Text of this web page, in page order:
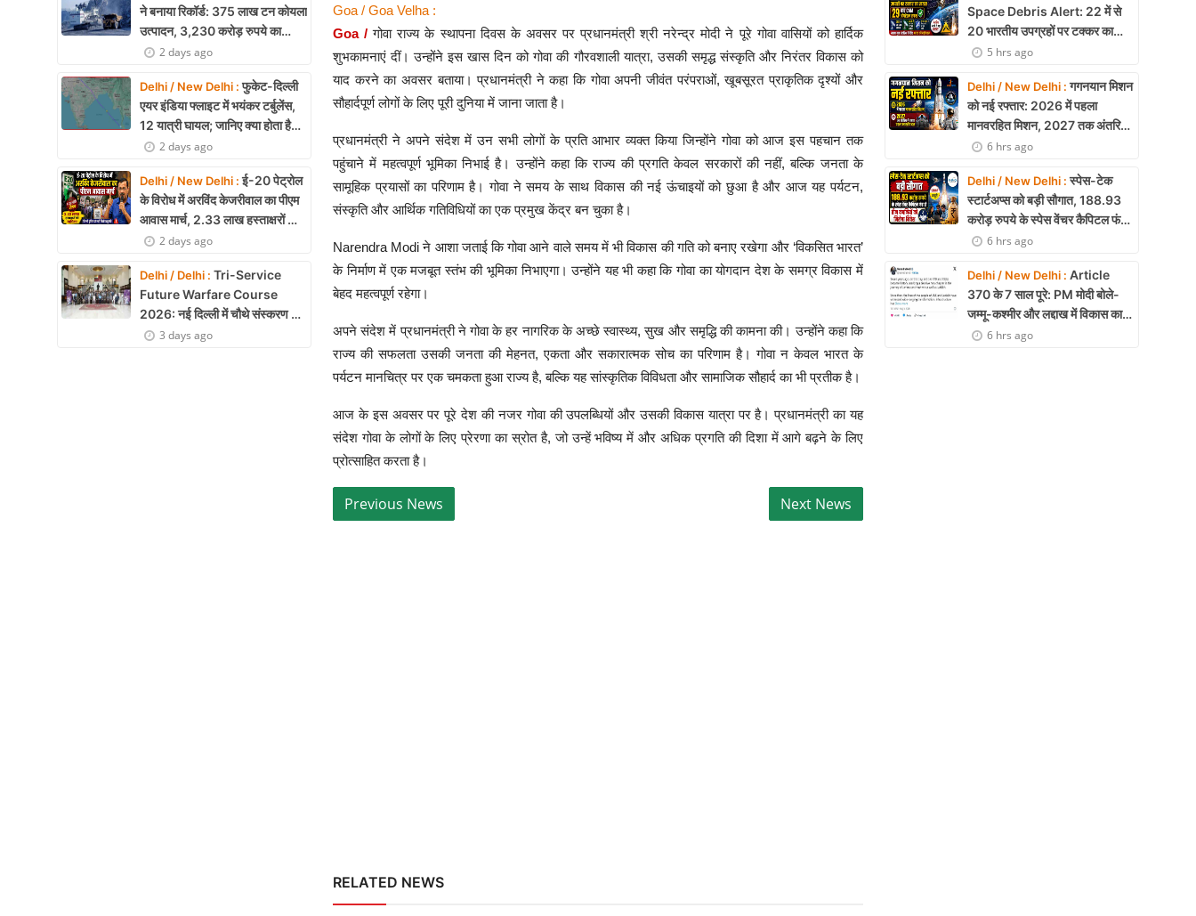
ने बनाया रिकॉर्ड: 375 लाख टन कोयला
उत्पादन, 3,230 करोड़ रुपये का
मुनाफा2 days ago
Delhi / New Delhi :फुकेट-दिल्ली
एयर इंडिया फ्लाइट में भयंकर टर्बुलेंस,
12 यात्री घायल; जानिए क्या होता है
एयर टर्बुलेंस
2 days ago
Delhi / New Delhi :ई-20 पेट्रोल
के विरोध में अरविंद केजरीवाल का पीएम
आवास मार्च, 2.33 लाख हस्ताक्षरों की
याचिका2 days ago
Delhi / Delhi : Tri-Service
Future Warfare Course
2026: नई दिल्ली में चौथे संस्करण का
शुभारंभ3 days ago
Goa / Goa Velha :
Goa /गोवा राज्य के स्थापना दिवस के अवसर पर प्रधानमंत्री श्री नरेन्द्र मोदी ने पूरे गोवा वासियों को हार्दिक
शुभकामनाएं दीं। उन्होंने इस खास दिन को गोवा की गौरवशाली यात्रा, उसकी समृद्ध संस्कृति और निरंतर विकास को
याद करने का अवसर बताया। प्रधानमंत्री ने कहा कि गोवा अपनी जीवंत परंपराओं, खूबसूरत प्राकृतिक दृश्यों और
सौहार्दपूर्ण लोगों के लिए पूरी दुनिया में जाना जाता है।
प्रधानमंत्री ने अपने संदेश में उन सभी लोगों के प्रति आभार व्यक्त किया जिन्होंने गोवा को आज इस पहचान तक
पहुंचाने में महत्वपूर्ण भूमिका निभाई है। उन्होंने कहा कि राज्य की प्रगति केवल सरकारों की नहीं, बल्कि जनता के
सामूहिक प्रयासों का परिणाम है। गोवा ने समय के साथ विकास की नई ऊंचाइयों को छुआ है और आज यह पर्यटन,
संस्कृति और आर्थिक गतिविधियों का एक प्रमुख केंद्र बन चुका है।
Narendra Modi ने आशा जताई कि गोवा आने वाले समय में भी विकास की गति को बनाए रखेगा और ‘विकसित भारत’
के निर्माण में एक मजबूत स्तंभ की भूमिका निभाएगा। उन्होंने यह भी कहा कि गोवा का योगदान देश के समग्र विकास में
बेहद महत्वपूर्ण रहेगा।
अपने संदेश में प्रधानमंत्री ने गोवा के हर नागरिक के अच्छे स्वास्थ्य, सुख और समृद्धि की कामना की। उन्होंने कहा कि
राज्य की सफलता उसकी जनता की मेहनत, एकता और सकारात्मक सोच का परिणाम है। गोवा न केवल भारत के
पर्यटन मानचित्र पर एक चमकता हुआ राज्य है, बल्कि यह सांस्कृतिक विविधता और सामाजिक सौहार्द का भी प्रतीक है।
आज के इस अवसर पर पूरे देश की नजर गोवा की उपलब्धियों और उसकी विकास यात्रा पर है। प्रधानमंत्री का यह
संदेश गोवा के लोगों के लिए प्रेरणा का स्रोत है, जो उन्हें भविष्य में और अधिक प्रगति की दिशा में आगे बढ़ने के लिए
प्रोत्साहित करता है।
RELATED NEWS
Space Debris Alert: 22 में से
20 भारतीय उपग्रहों पर टक्कर का
खतरा, 29 बार CAM ऑपरेशन सफल
5 hrs ago
Delhi / New Delhi :गगनयान मिशन
को नई रफ्तार: 2026 में पहला
मानवरहित मिशन, 2027 तक अंतरिक्ष
में जाएगा पहला भारतीय दल
6 hrs ago
Delhi / New Delhi :स्पेस-टेक
स्टार्टअप्स को बड़ी सौगात, 188.93
करोड़ रुपये के स्पेस वेंचर कैपिटल फंड
से तीन कंपनियों को मिलेगा निवेश
6 hrs ago
Delhi / New Delhi : Article
370 के 7 साल पूरे: PM मोदी बोले-
जम्मू-कश्मीर और लद्दाख में विकास का
नया युग शुरू
6 hrs ago